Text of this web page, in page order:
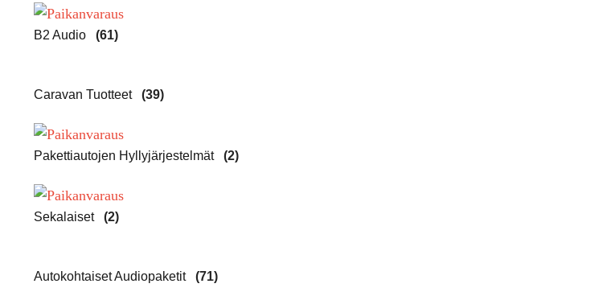
B2 Audio (61)
Caravan Tuotteet (39)
Pakettiautojen Hyllyjärjestelmät (2)
Sekalaiset (2)
Autokohtaiset Audiopaketit (71)